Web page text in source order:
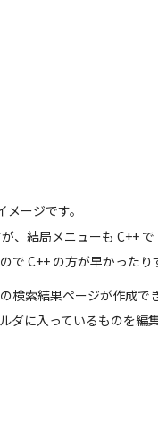
ージです。
、結局メニューも C++ で
で C++ の方が早かったり
検索結果ページが作成で
に入っているものを編